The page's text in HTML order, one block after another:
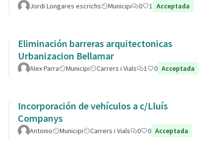
Jordi Longares escrichs Municipi 0 1 Acceptada
Eliminación barreras arquitectonicas
Urbanizacion Bellamar
Alex Parra Municipi Carrers i Vials 1 0 Acceptada
Incorporación de vehículos a c/Lluís
Companys
Antonio Municipi Carrers i Vials 0 0 Acceptada